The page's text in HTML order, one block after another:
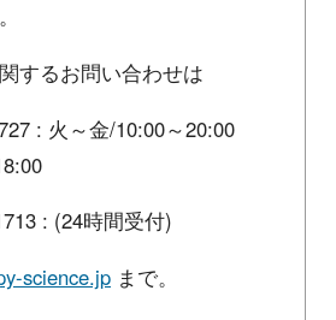
するお問い合わせは
: 火～金/10:00～20:00
: (24時間受付)
science.jp まで。